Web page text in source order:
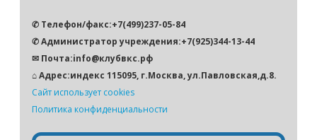
✆ Телефон/факс:+7(499)237-05-84
✆ Администратор учреждения:+7(925)344-13-44
✉ Почта:info@клубвкс.рф
⌂ Адрес:индекс 115095, г.Москва, ул.Павловская,д.8.
Сайт использует cookies
Политика конфиденциальности